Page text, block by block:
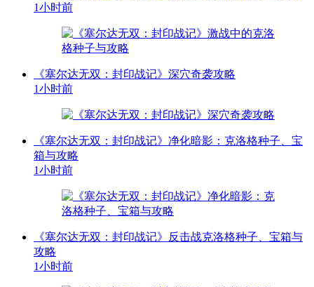
1小时前
《塞尔达无双：封印战记》深穴奇袭攻略
1小时前
《塞尔达无双：封印战记》净化暗影：克洛格种子、宝
箱与攻略
1小时前
《塞尔达无双：封印战记》反击战克洛格种子、宝箱与
攻略
1小时前